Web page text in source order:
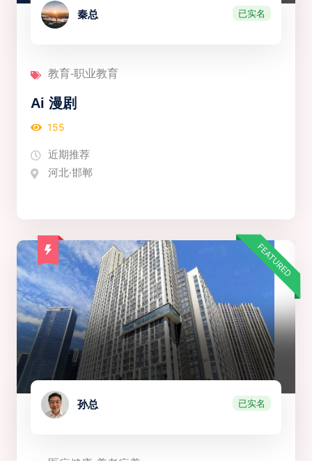
秦总 已实名
教育-职业教育
Ai 漫剧
155
近期推荐
河北·邯郸
FEATURED
孙总 已实名